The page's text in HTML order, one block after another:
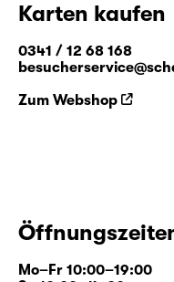
Karten kaufen
0341 / 12 68 168
Zum Webshop
Mo–Fr 10:00–19:00